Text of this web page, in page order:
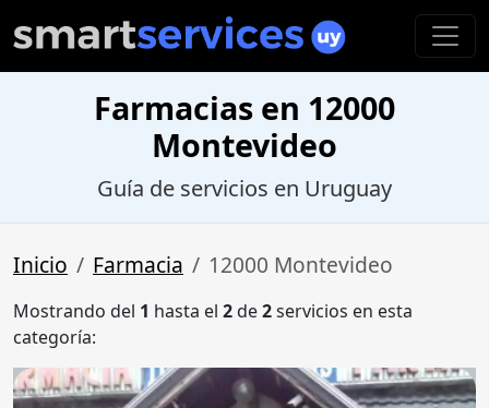
Farmacias en 12000
Montevideo
Guía de servicios en Uruguay
Inicio Farmacia 12000 Montevideo
Mostrando del 1 hasta el 2de2servicios en esta
categoría: